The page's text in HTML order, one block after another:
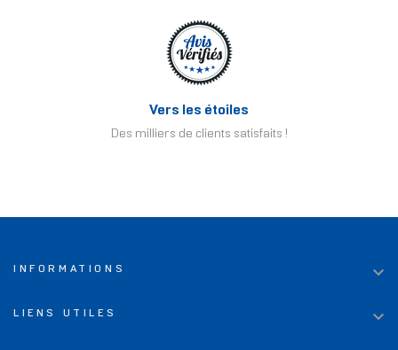
Vers les étoiles
Des milliers de clients satisfaits !
INFORMATIONS 
LIENS UTILES 